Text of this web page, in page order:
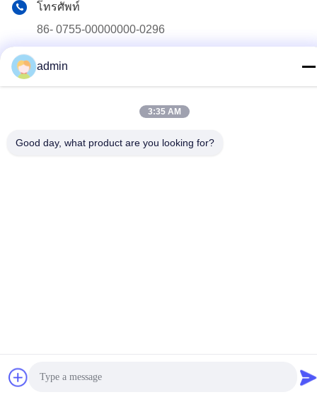
โทรศัพท์
86- 0755-00000000-0296
admin
3:35 AM
Good day, what product are you looking for?